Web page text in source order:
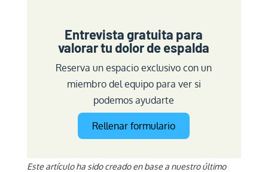
Entrevista gratuita para
valorar tu dolor de espalda
Reserva un espacio exclusivo con un
miembro del equipo para ver si
podemos ayudarte
Rellenar formulario
Este artículo ha sido creado en base a nuestro último